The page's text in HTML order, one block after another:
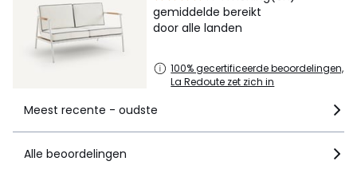
gemiddelde bereikt
door alle landen
100% gecertificeerde beoordelingen,
La Redoute zet zich in
Meest recente - oudste
Alle beoordelingen